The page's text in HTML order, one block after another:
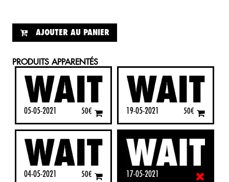
AJOUTER AU PANIER
PRODUITS APPARENTÉS
05-05-2021 50€ 19-05-2021 50€
04-05-2021 50€ 17-05-2021